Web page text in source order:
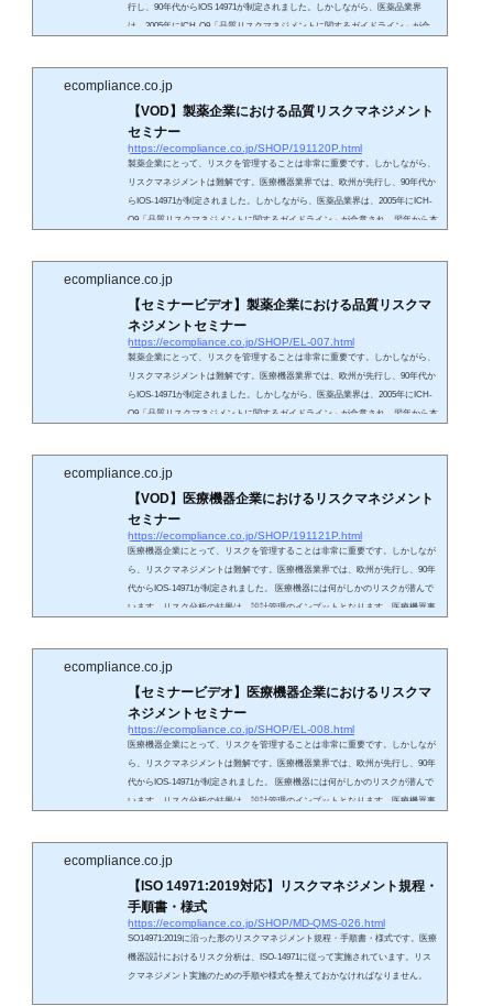
行し、90年代からIOS 14971が制定されました。しかしながら、医薬品業界
は、2005年にICH-Q9「品質リスクマネジメントに関するガイドライン」が合
理されてきました。 【医療機器におけるリスクマネジメント】医療機器には何
ecompliance.co.jp
【VOD】製薬企業における品質リスクマネジメント
セミナー
https://ecompliance.co.jp/SHOP/191120P.html
製薬企業にとって、リスクを管理することは非常に重要です。しかしながら、
リスクマネジメントは難解です。医療機器業界では、欧州が先行し、90年代か
らIOS-14971が制定されました。しかしながら、医薬品業界は、2005年にICH-
Q9「品質リスクマネジメントに関するガイドライン」が合意され、翌年から本
た。品質リスクマネジメントは、特定の部署だけが対応したり、手順書を作成
ecompliance.co.jp
【セミナービデオ】製薬企業における品質リスクマ
ネジメントセミナー
https://ecompliance.co.jp/SHOP/EL-007.html
製薬企業にとって、リスクを管理することは非常に重要です。しかしながら、
リスクマネジメントは難解です。医療機器業界では、欧州が先行し、90年代か
らIOS-14971が制定されました。しかしながら、医薬品業界は、2005年にICH-
Q9「品質リスクマネジメントに関するガイドライン」が合意され、翌年から本
た。品質リスクマネジメントは、特定の部署だけが対応したり、手順書を作成
ecompliance.co.jp
【VOD】医療機器企業におけるリスクマネジメント
セミナー
https://ecompliance.co.jp/SHOP/191121P.html
医療機器企業にとって、リスクを管理することは非常に重要です。しかしなが
ら、リスクマネジメントは難解です。医療機器業界では、欧州が先行し、90年
代からIOS-14971が制定されました。 医療機器には何がしかのリスクが潜んで
います。リスク分析の結果は、設計管理のインプットとなります。医療機器事
ク分析が求められています。演者は多くの医療機器企業においてリスクマネジ
ecompliance.co.jp
【セミナービデオ】医療機器企業におけるリスクマ
ネジメントセミナー
https://ecompliance.co.jp/SHOP/EL-008.html
医療機器企業にとって、リスクを管理することは非常に重要です。しかしなが
ら、リスクマネジメントは難解です。医療機器業界では、欧州が先行し、90年
代からIOS-14971が制定されました。 医療機器には何がしかのリスクが潜んで
います。リスク分析の結果は、設計管理のインプットとなります。医療機器事
ク分析が求められています。演者は多くの医療機器企業においてリスクマネジ
ecompliance.co.jp
【ISO 14971:2019対応】リスクマネジメント規程・
手順書・様式
https://ecompliance.co.jp/SHOP/MD-QMS-026.html
SO14971:2019に沿った形のリスクマネジメント規程・手順書・様式です。医療
機器設計におけるリスク分析は、ISO-14971に従って実施されています。リス
クマネジメント実施のための手順や様式を整えておかなければなりません。